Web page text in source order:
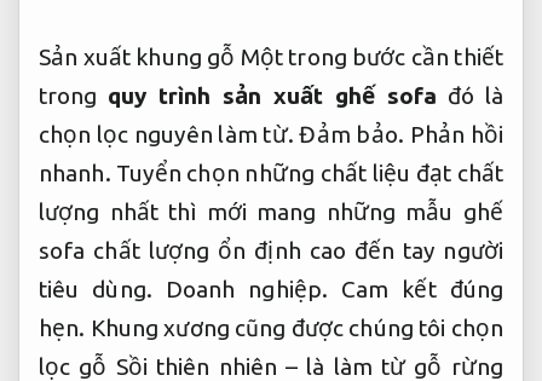
Sản xuất khung gỗ Một trong bước cần thiết
trong quy trình sản xuất ghế sofa đó là
chọn lọc nguyên làm từ.Đảm bảo. Phản hồi
nhanh. Tuyển chọn những chất liệu đạt chất
lượng nhất thì mới mang những mẫu ghế
sofa chất lượng ổn định cao đến tay người
tiêu dùng. Doanh nghiệp. Cam kết đúng
hẹn. Khung xương cũng được chúng tôi chọn
lọc gỗ Sồi thiên nhiên – là làm từ gỗ rừng